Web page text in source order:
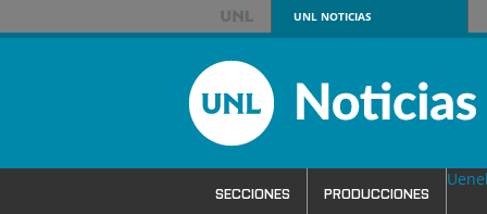
UNLNOTICIAS
SECCIONES PRODUCCIONES